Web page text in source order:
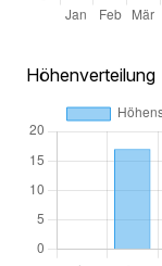
Höhenverteilung